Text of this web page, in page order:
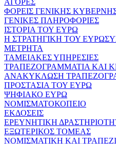
ΦΟΡΕΙΣ ΓΕΝΙΚΗΣ
ΓΕΝΙΚΕΣ ΠΛΗΡΟΦΟΡΙΕΣ
ΙΣΤΟΡΙΑ ΤΟΥ ΕΥΡΩ
Η ΣΤΡΑΤΗΓΙΚΗ ΤΟΥ
ΜΕΤΡΗΤΑ
ΤΑΜΕΙΑΚΕΣ ΥΠΗΡΕΣΙΕΣ
ΤΡΑΠΕΖΟΓΡΑΜΜΑΤΙΑ ΚΑΙ
ΑΝΑΚΥΚΛΩΣΗ
ΠΡΟΣΤΑΣΙΑ ΤΟΥ ΕΥΡΩ
ΨΗΦΙΑΚΟ ΕΥΡΩ
ΝΟΜΙΣΜΑΤΟΚΟΠΕΙΟ
ΕΚΔΟΣΕΙΣ
ΕΡΕΥΝΗΤΙΚΗ
ΕΞΩΤΕΡΙΚΟΣ ΤΟΜΕΑΣ
ΝΟΜΙΣΜΑΤΙΚΗ ΚΑΙ